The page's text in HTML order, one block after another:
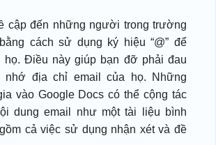
cập đến những người trong trường
cách sử dụng ký hiệu “@” để
họ. Điều này giúp bạn đỡ phải đau
nhớ địa chỉ email của họ. Những
vào Google Docs có thể cộng tác
dung email như một tài liệu bình
cả việc sử dụng nhận xét và đề